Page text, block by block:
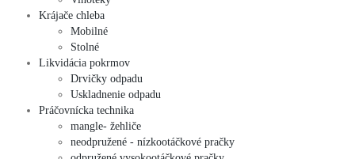
Krájače chleba
Mobilné
Stolné
Likvidácia pokrmov
Drvičky odpadu
Uskladnenie odpadu
Práčovnícka technika
mangle- žehliče
neodpružené - nízkootáčkové pračky